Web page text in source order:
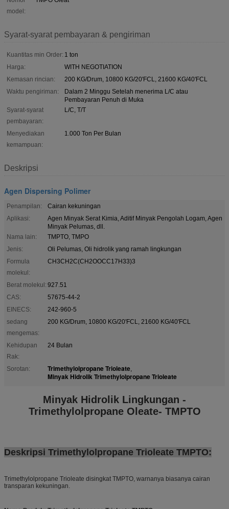
model:
Syarat-syarat pembayaran & pengiriman
Kuantitas min Order: 1 ton
Harga:
WITH NEGOTIATION
Kemasan rincian:
200 KG/Drum, 10800 KG/20'FCL, 21600 KG/40'FCL
Waktu pengiriman:
Dalam 2 Minggu Setelah menerima L/C atau
Pembayaran Penuh di Muka
Syarat-syarat
pembayaran:
L/C, T/T
Menyediakan
kemampuan:
1.000 Ton Per Bulan
Deskripsi
Agen Dispersing Polimer
Penampilan:
Cairan kekuningan
Aplikasi:
Agen Minyak Serat Kimia, Aditif Minyak Pengolah Logam, Agen
Minyak Pelumas, dll.
Nama lain:
TMPTO, TMPO
Jenis:
Oli Pelumas, Oli hidrolik yang ramah lingkungan
Formula
molekul:
CH3CH2C(CH2OOCC17H33)3
Berat molekul: 927.51
CAS:
57675-44-2
EINECS:
242-960-5
sedang
mengemas:
200 KG/Drum, 10800 KG/20'FCL, 21600 KG/40'FCL
Kehidupan
Rak:
24 Bulan
Sorotan: Trimethylolpropane Trioleate,
Minyak Hidrolik Trimethylolpropane Trioleate
Minyak Hidrolik Lingkungan -
Trimethylolpropane Oleate- TMPTO
Deskripsi Trimethylolpropane Trioleate TMPTO:
Trimethylolpropane Trioleate disingkat TMPTO, warnanya biasanya cairan
transparan kekuningan.